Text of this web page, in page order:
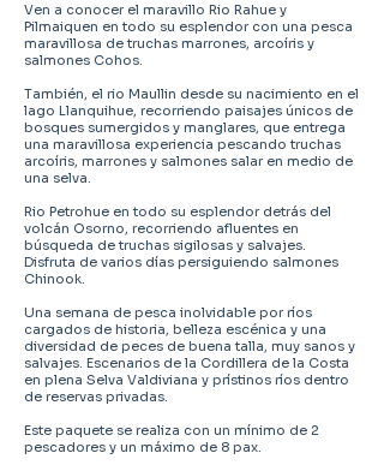
Ven a conocer el maravillo Rio Rahue y
Pilmaiquen en todo su esplendor con una pesca
maravillosa de truchas marrones, arcoíris y
salmones Cohos.
También, el rio Maullin desde su nacimiento en el
lago Llanquihue, recorriendo paisajes únicos de
bosques sumergidos y manglares, que entrega
una maravillosa experiencia pescando truchas
arcoíris, marrones y salmones salar en medio de
una selva.
Rio Petrohue en todo su esplendor detrás del
volcán Osorno, recorriendo afluentes en
búsqueda de truchas sigilosas y salvajes.
Disfruta de varios días persiguiendo salmones
Chinook.
Una semana de pesca inolvidable por ríos
cargados de historia, belleza escénica y una
diversidad de peces de buena talla, muy sanos y
salvajes. Escenarios de la Cordillera de la Costa
en plena Selva Valdiviana y prístinos ríos dentro
de reservas privadas.
Este paquete se realiza con un mínimo de 2
pescadores y un máximo de 8 pax.